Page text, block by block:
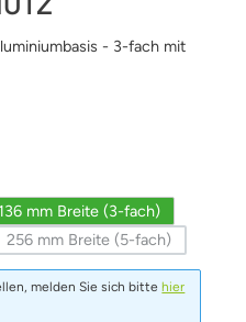
- 3-fach mit
136 mm Breite (3-fach)
256 mm Breite (5-fach)
(Diese Option ist zurzeit
melden Sie sich bitte hier